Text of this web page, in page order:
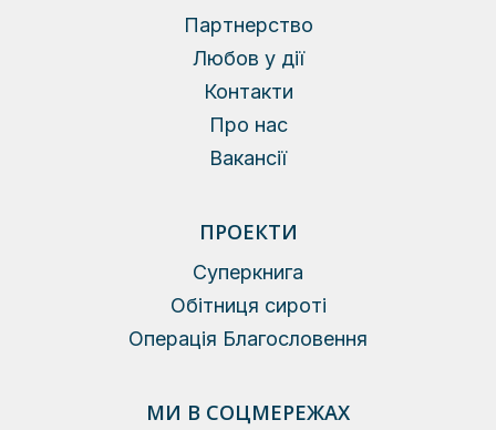
Партнерство
Любов у дії
Контакти
Про нас
Вакансії
ПРОЕКТИ
Суперкнига
Обітниця сироті
Операція Благословення
МИ В СОЦМЕРЕЖАХ